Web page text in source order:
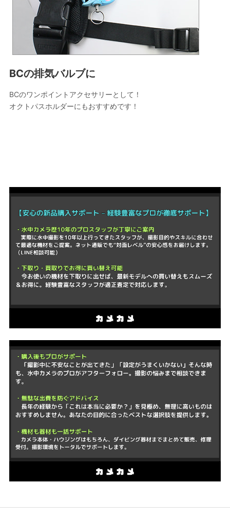
BCの排気バルブに
BCのワンポイントアクセサリーとして！
オクトパスホルダーにもおすすめです！